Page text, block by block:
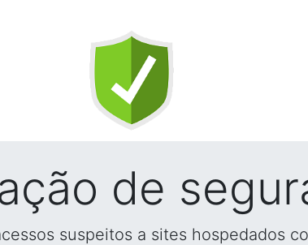
de
suspeitos a sites hospedados